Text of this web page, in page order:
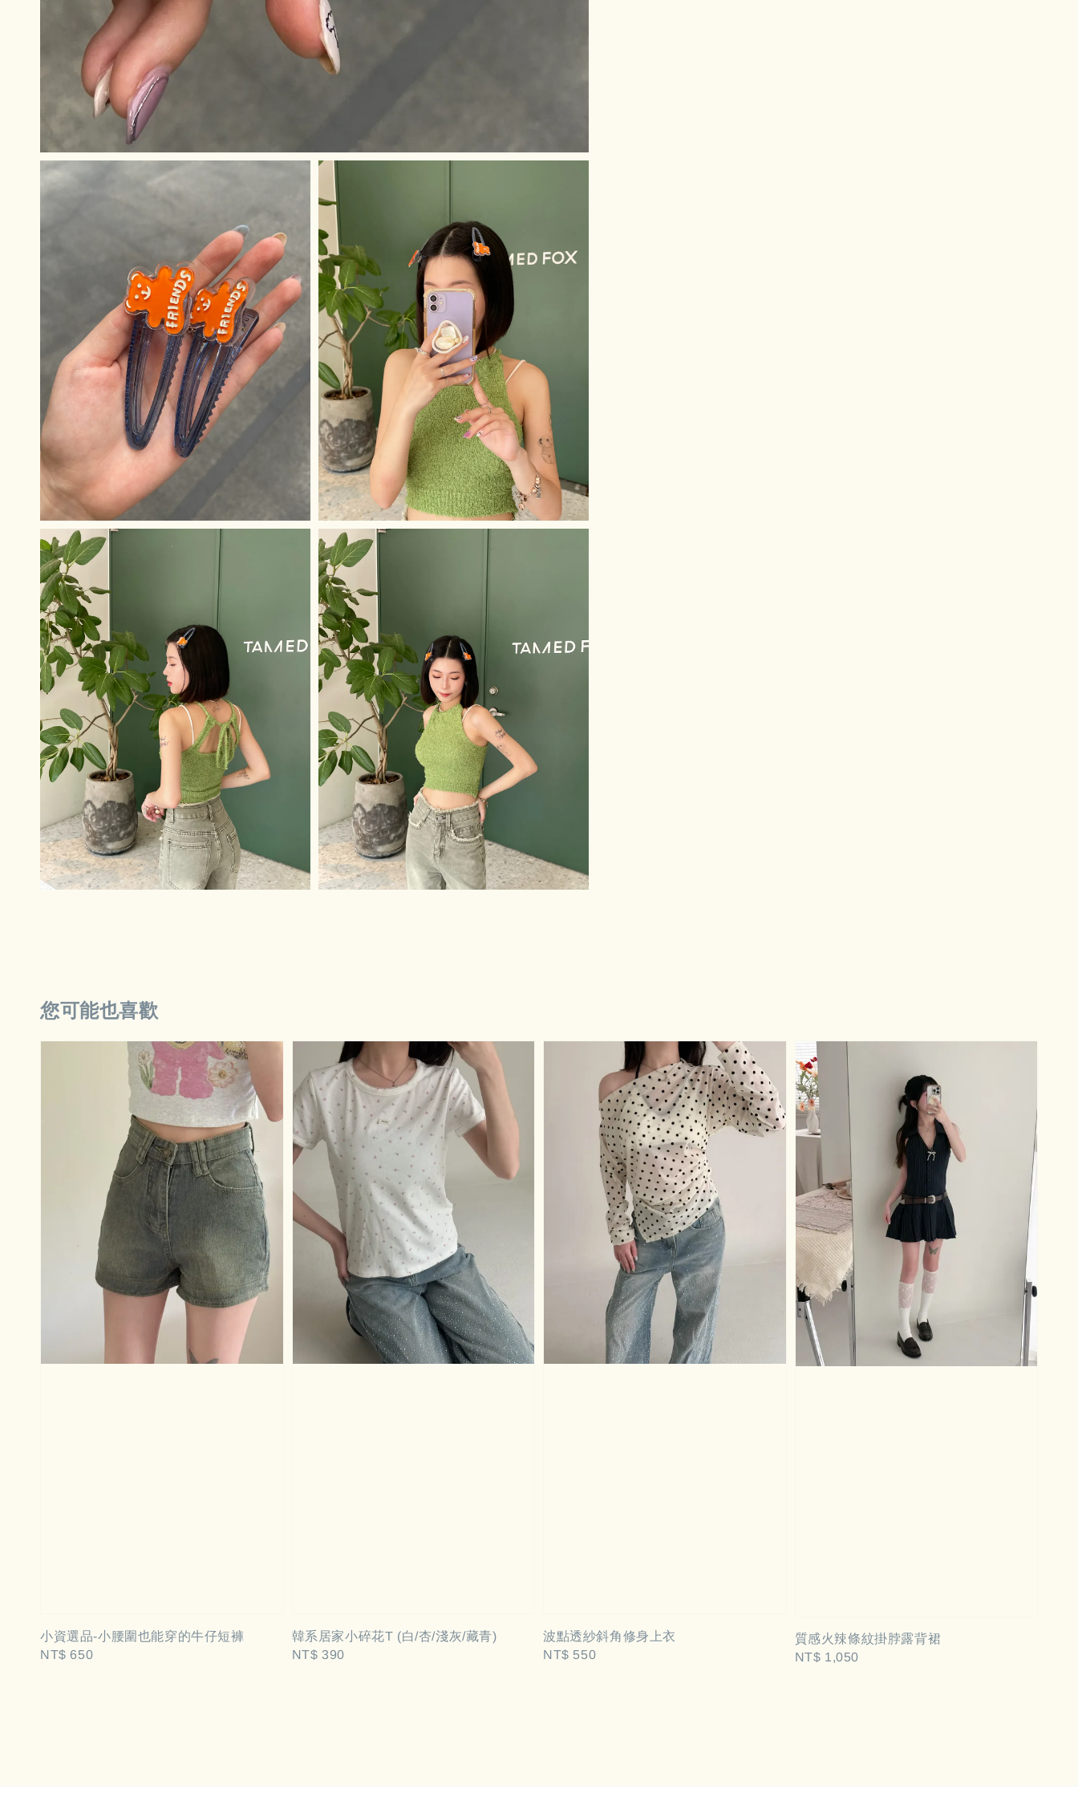
您可能也喜歡
小資選品-小腰圍也能穿的牛仔短褲
Regular
NT$ 650
韓系居家小碎花T (白/杏/淺灰/藏青)
Regular
NT$ 390
波點透紗斜角修身上衣
Regular
NT$ 550
質感火辣條紋掛脖露背裙
Regular
NT$ 1,050